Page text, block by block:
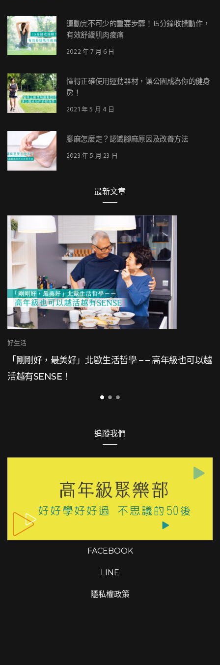
運動完不可少的重要步驟！15分鐘收操動作，
有效舒緩肌肉痠痛
2022 年 7 月 6 日
懂得正確使用運動器材，讓公園成為你的健身
房！
2021 年 5 月 4 日
腳麻怎麼走？認識腳麻原因及改善方法
2023 年 5 月 23 日
最新文章
，最美好」北歐生活哲學 – – 高年級也可以越
！
追蹤我們
FACEBOOK
LINE
隱私權政策